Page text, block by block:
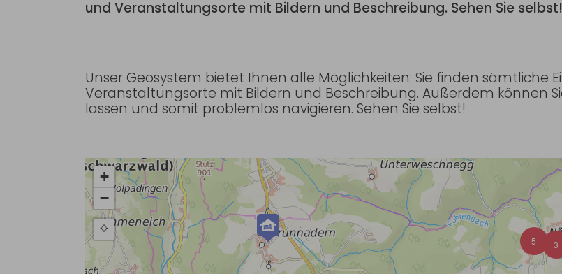
und Veranstaltungsorte mit Bildern und Beschreibung. Sehen Sie selbst!
Unser Geosystem bietet Ihnen alle Möglichkeiten: Sie finden sämtliche
Veranstaltungsorte mit Bildern und Beschreibung. Außerdem können
lassen und somit problemlos navigieren. Sehen Sie selbst!